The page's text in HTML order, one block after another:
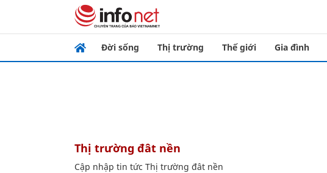
Đời sống Thị trường Thế giới Gia đình
Thị trường đât nền
Cập nhập tin tức Thị trường đât nền